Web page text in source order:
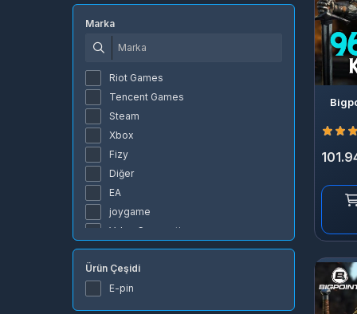
Marka
Riot Games
Tencent Games
Steam
Xbox
Fizy
Diğer
EA
joygame
Valve Corporation
JC Planet
VAHSETKO
ARCANEKO
BursaG
Ürün Çeşidi
E-pin